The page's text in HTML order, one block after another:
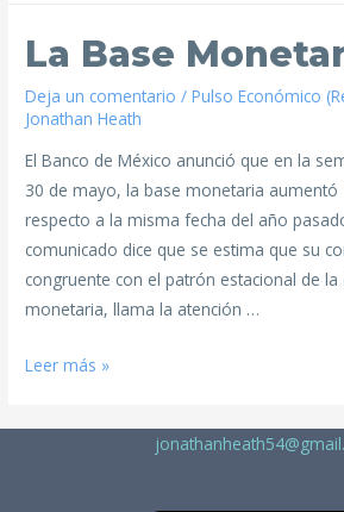
La Base
Deja un comentario /Pulso Económico
Jonathan Heath
El Banco de México anunció que en la
30 de mayo, la base monetaria aumentó
respecto a la misma fecha del año
comunicado dice que se estima que su
congruente con el patrón estacional de
monetaria, llama la atención …
Leer más »